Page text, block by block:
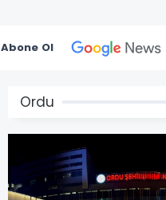
Abone Ol
Ordu